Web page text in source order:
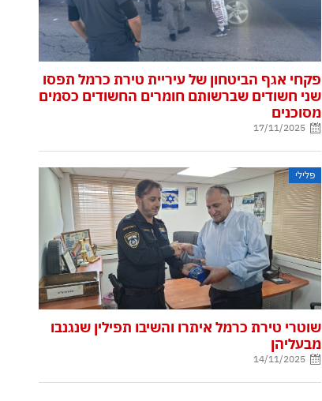
פקחי אגף הביטחון של עיריית טירת כרמל תפסו
שני חשודים שברשותם חומרים החשודים כסמים
מסוכנים
17/11/2025
פלילי
שוטרי טירת כרמל איתרו והשיבו תפילין שנגנבו
מבעליהן
14/11/2025